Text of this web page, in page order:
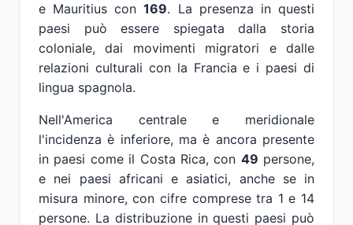
e Mauritius con169. La presenza in questi
paesi può essere spiegata dalla storia
coloniale, dai movimenti migratori e dalle
relazioni culturali con la Francia e i paesi di
lingua spagnola.
Nell'America centrale e meridionale
l'incidenza è inferiore, ma è ancora presente
in paesi come il Costa Rica, con 49 persone,
e nei paesi africani e asiatici, anche se in
misura minore, con cifre comprese tra 1 e 14
persone. La distribuzione in questi paesi può